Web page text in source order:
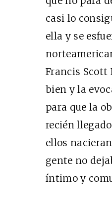
casi lo
ella y se
Francis Scott
bien y la
para que la
recién
ellos
gente no
íntimo y